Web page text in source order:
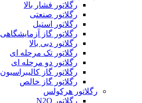
رگلاتور فشار بالا
رگلاتور صنعتی
رگلاتور استیل
رگلاتور گاز آزمایشگاهی
رگلاتور دبی بالا
رگلاتور تک مرحله ای
رگلاتور دو مرحله ای
رگلاتور گاز کالیبراسیون
رگلاتور گاز خالص
رگلاتور هرکولس
رگلاتور N2O